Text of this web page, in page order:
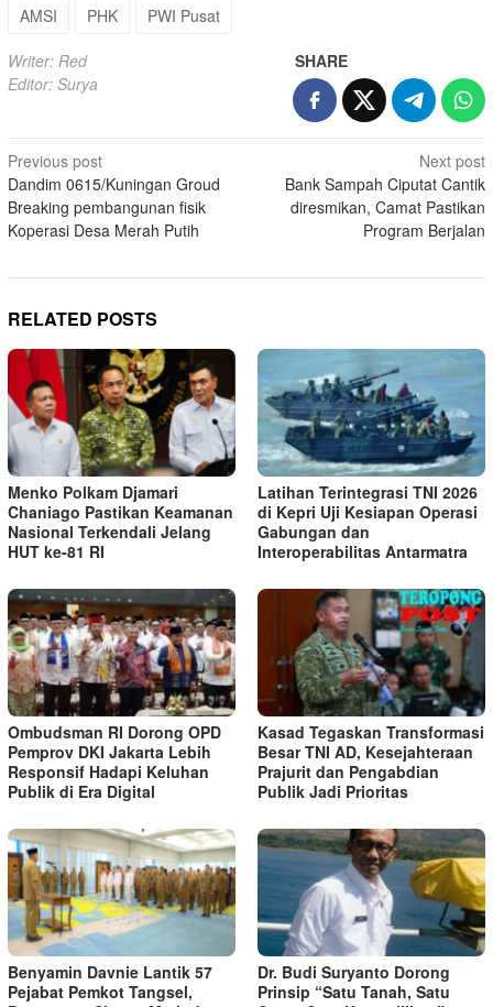
AMSI PHK PWI Pusat
Writer: Red
Editor: Surya
SHARE
Post
navigation
Previous post
Dandim 0615/Kuningan Groud
Breaking pembangunan fisik
Koperasi Desa Merah Putih
Next post
Bank Sampah Ciputat Cantik
diresmikan, Camat Pastikan
Program Berjalan
RELATED POSTS
Menko Polkam Djamari
Chaniago Pastikan Keamanan
Nasional Terkendali Jelang
HUT ke-81 RI
Latihan Terintegrasi TNI 2026
di Kepri Uji Kesiapan Operasi
Gabungan dan
Interoperabilitas Antarmatra
Ombudsman RI Dorong OPD
Pemprov DKI Jakarta Lebih
Responsif Hadapi Keluhan
Publik di Era Digital
Kasad Tegaskan Transformasi
Besar TNI AD, Kesejahteraan
Prajurit dan Pengabdian
Publik Jadi Prioritas
Benyamin Davnie Lantik 57
Pejabat Pemkot Tangsel,
Dr. Budi Suryanto Dorong
Prinsip “Satu Tanah, Satu